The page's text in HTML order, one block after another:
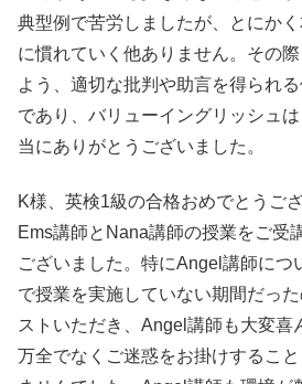
典型例で苦労しましたが、とにか
に慣れていく他ありません。その
よう、適切な批判や助言を得られ
であり、バリューイングリッシュ
当にありがとうございました。
K様、英検1級の合格おめでとうご
Ems講師とNana講師の授業をご受
ございました。特にAngel講師につ
で授業を実施していない期間だっ
ストいただき、Angel講師も大変喜
万全でなくご迷惑をお掛けするこ